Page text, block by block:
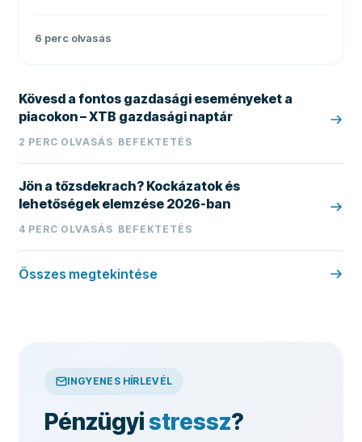
6 perc olvasás
Kövesd a fontos gazdasági eseményeket a
piacokon – XTB gazdasági naptár
2 PERC OLVASÁS BEFEKTETÉS
Jön a tőzsdekrach? Kockázatok és
lehetőségek elemzése 2026-ban
4 PERC OLVASÁS BEFEKTETÉS
Összes megtekintése
INGYENES HÍRLEVÉL
Pénzügyistressz?